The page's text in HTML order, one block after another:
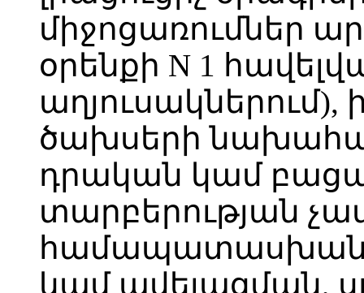
միջոցառումներ
օրենքի N 1
ծախսերի
դրական կամ
տարբերության
կամ ավելացման,